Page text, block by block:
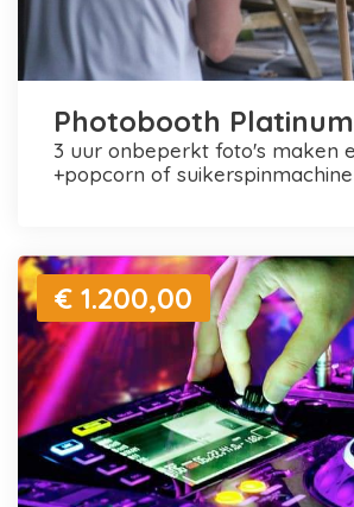
Photobooth Platinum
3 uur onbeperkt foto's maken en printen
+popcorn of suikerspinmachine
€ 1.200,00